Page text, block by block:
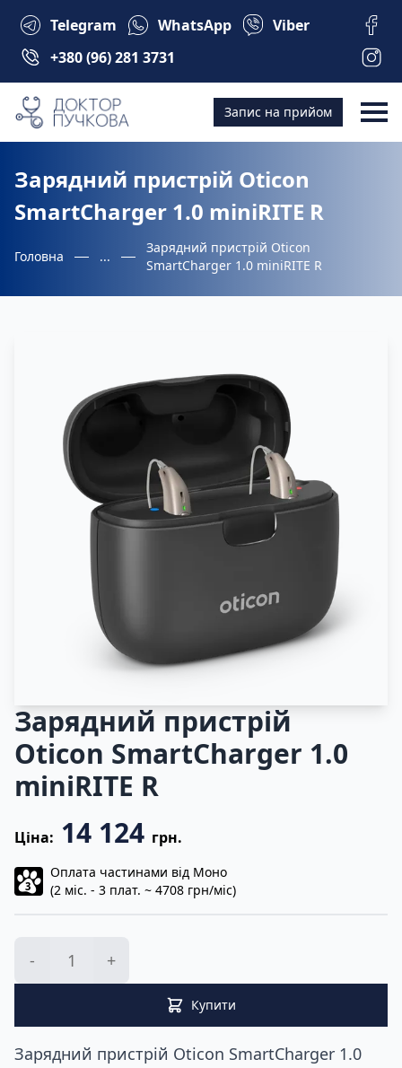
Telegram WhatsApp
Viber
+380 (96) 281 3731
Запис на прийом
Зарядний пристрій Oticon
SmartCharger 1.0 miniRITE R
Головна ...
Зарядний пристрій Oticon
SmartCharger 1.0 miniRITE R
Зарядний пристрій
Oticon SmartCharger 1.0
miniRITE R
Ціна: 14 124 грн.
3
Оплата частинами від Моно
(2 міс. - 3 плат. ~ 4708 грн/міс)
- +
Купити
Зарядний пристрій Oticon SmartCharger 1.0